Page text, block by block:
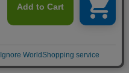
特定商取引法に基づく表記
個人情報保護方針